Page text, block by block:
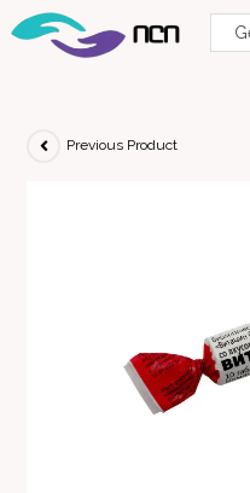
Previous Product